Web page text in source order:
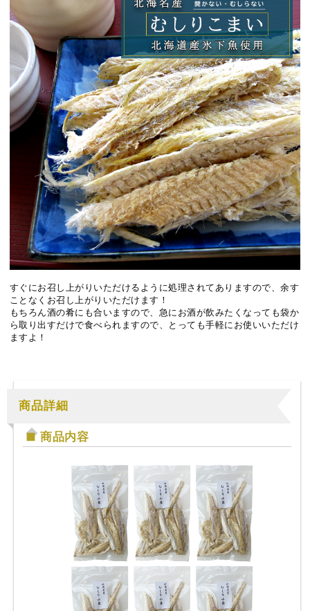
すぐにお召し上がりいただけるように処理されてありますので、余す
ことなくお召し上がりいただけます！
もちろん酒の肴にも合いますので、急にお酒が飲みたくなっても袋か
ら取り出すだけで食べられますので、とっても手軽にお使いいただけ
ますよ！
商品詳細
商品内容